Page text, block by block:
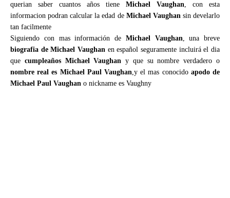
querian saber cuantos años tiene Michael Vaughan, con esta
informacion podran calcular la edad de Michael Vaughansin develarlo
tan facilmente
Siguiendo con mas información de Michael Vaughan, una breve
biografia de Michael Vaughan en español seguramente incluirá el dia
que cumpleaños Michael Vaughan y que su nombre verdadero o
nombre real es Michael Paul Vaughan,y el mas conocido apodo de
Michael Paul Vaughan o nickname es Vaughny